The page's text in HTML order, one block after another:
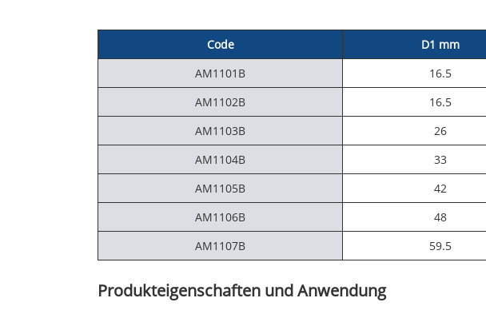
Code D1 mm
AM1101B
16.5
AM1102B
16.5
AM1103B
26
AM1104B
33
AM1105B
42
AM1106B
48
AM1107B
59.5
Produkteigenschaften und Anwendung